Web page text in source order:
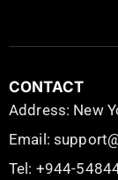
CONTACT
Address: New
Email:
Tel: +944-